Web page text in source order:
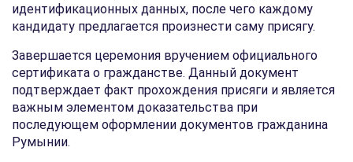
идентификационных данных, после чего каждому
кандидату предлагается произнести саму присягу.
Завершается церемония вручением официального
сертификата о гражданстве. Данный документ
подтверждает факт прохождения присяги и является
важным элементом доказательства при
последующем оформлении документов гражданина
Румынии.